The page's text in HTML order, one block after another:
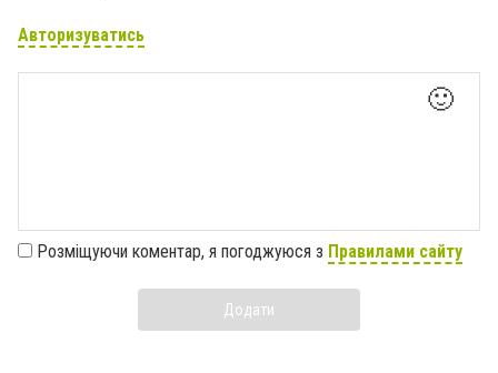
Авторизуватись
🙂
Розміщуючи коментар, я погоджуюся з Правилами сайту
Додати